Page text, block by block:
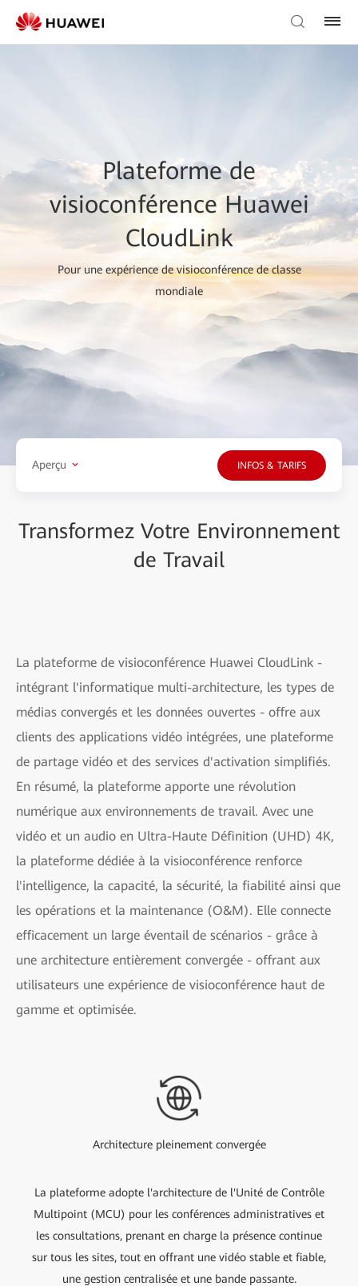
Plateforme de
visioconférence Huawei
CloudLink
Pour une expérience de visioconférence de classe
mondiale
Aperçu INFOS & TARIFS
Transformez Votre Environnement
de Travail
La plateforme de visioconférence Huawei CloudLink -
intégrant l'informatique multi-architecture, les types de
médias convergés et les données ouvertes - offre aux
clients des applications vidéo intégrées, une plateforme
de partage vidéo et des services d'activation simplifiés.
En résumé, la plateforme apporte une révolution
numérique aux environnements de travail. Avec une
vidéo et un audio en Ultra-Haute Définition (UHD) 4K,
la plateforme dédiée à la visioconférence renforce
l'intelligence, la capacité, la sécurité, la fiabilité ainsi que
les opérations et la maintenance (O&M). Elle connecte
efficacement un large éventail de scénarios - grâce à
une architecture entièrement convergée - offrant aux
utilisateurs une expérience de visioconférence haut de
gamme et optimisée.
Architecture pleinement convergée
La plateforme adopte l'architecture de l'Unité de Contrôle
Multipoint (MCU) pour les conférences administratives et
les consultations, prenant en charge la présence continue
sur tous les sites, tout en offrant une vidéo stable et fiable,
une gestion centralisée et une bande passante.